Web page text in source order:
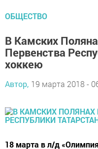
ОБЩЕСТВО
В Камских
Первенства
хоккею
Автор, 19 марта 2018 -
18 марта в л/д